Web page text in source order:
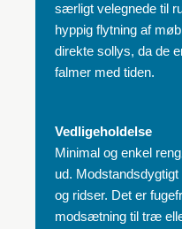
særligt velegnede til
hyppig flytning af
direkte sollys, da de
falmer med tiden.
Vedligeholdelse
Minimal og enkel
ud.
og ridser. Det er
modsætning til træ